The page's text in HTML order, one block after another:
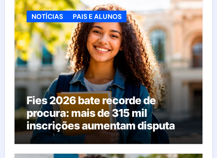
NOTÍCIAS PAIS E ALUNOS
Fies 2026 bate recorde de
procura: mais de 315 mil
inscrições aumentam disputa
pelas vagas; veja o que acontece
agora